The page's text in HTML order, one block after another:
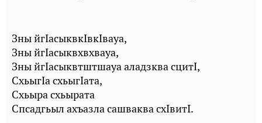
Зны йгIасыквкIвкIвауа,
Зны йгIасыквхвхвауа,
Зны йгIасыквтштшауа аладзква сцитI,
СхьыгIа схьыгIата,
Схьыра схьырата
Спсадгьыл ахъазла сашваква схIвитI.